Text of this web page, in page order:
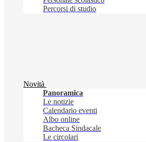
Percorsi di studio
Novità
Panoramica
Le notizie
Calendario eventi
Albo online
Bacheca Sindacale
Le circolari